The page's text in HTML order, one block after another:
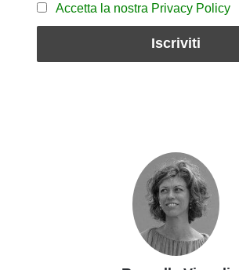
Accetta la nostra Privacy Policy